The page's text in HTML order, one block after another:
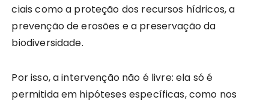
ciais como a proteção dos recursos hídricos, a
prevenção de erosões e a preservação da
biodiversidade.
Por isso, a intervenção não é livre: ela só é
permitida em hipóteses específicas, como nos